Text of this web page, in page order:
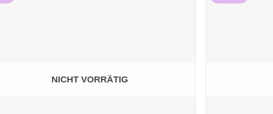
NICHT VORRÄTIG